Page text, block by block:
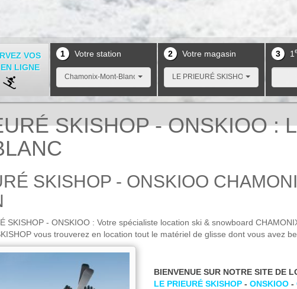
VOS
LIGNE
1 Votre station
Chamonix-Mont-Blanc
2 Votre magasin
LE PRIEURÉ SKISHOP
3 1
SKISHOP - ONSKIOO :
SKISHOP - ONSKIOO
SKISHOP - ONSKIOO : Votre spécialiste location ski & snowboard
vous trouverez en location tout le matériel de glisse dont vous avez
BIENVENUE SUR NOTRE SITE DE
LE PRIEURÉ SKISHOP - ONSKIOO -